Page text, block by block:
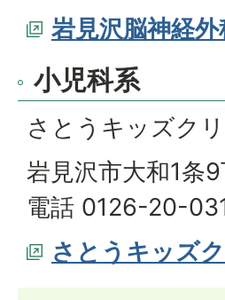
岩見沢脳神経
小児科系
さとうキッズク
岩見沢市大和1条9
電話 0126-20-
さとうキッズ